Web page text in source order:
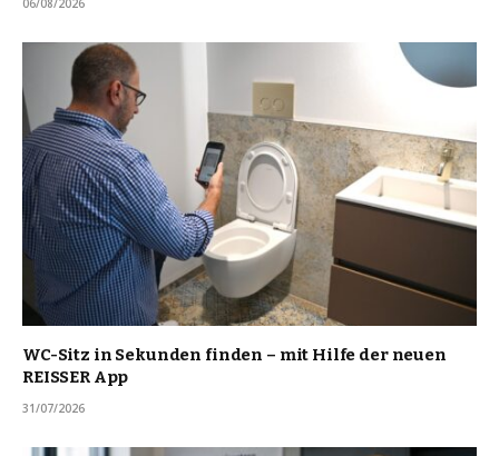
06/08/2026
WC-Sitz in Sekunden finden – mit Hilfe der neuen
REISSER App
31/07/2026